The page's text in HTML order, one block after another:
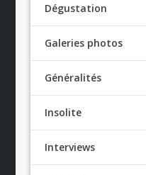
Dégustation
Galeries photos
Généralités
Insolite
Interviews